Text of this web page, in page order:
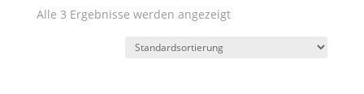
Alle 3 Ergebnisse werden angezeigt